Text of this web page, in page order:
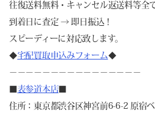
往復送料無料・キャンセル返送料等全
到着日に査定 → 即日振込！
スピーディーに対応致します。
◆宅配買取申込みフォーム◆
－－－－－－－－－－－－－－－－
表参道本店
住所：東京都渋谷区神宮前6-6-2 原宿